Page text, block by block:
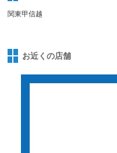
関東甲信越
お近くの店舗